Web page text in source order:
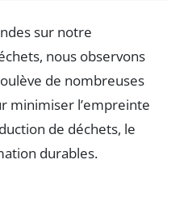
sur notre
nous observons
de nombreuses
minimiser l’empreinte
de déchets, le
durables.